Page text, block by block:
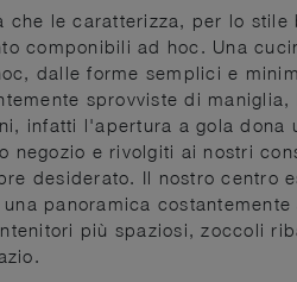
le caratterizza, per lo
componibili ad hoc. Una
dalle forme semplici e
sprovviste di
infatti l'apertura a gola
negozio e rivolgiti ai nostri
desiderato. Il nostro centro
panoramica
più spaziosi, zoccoli